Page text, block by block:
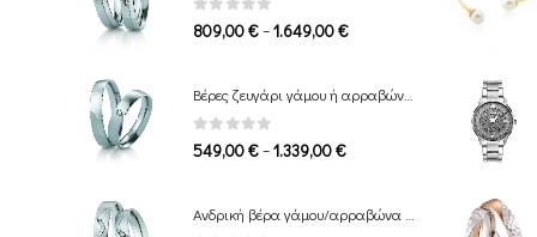
0out of 5
809,00€ – 1.649,00€Price
through
0 out of 5
549,00€ – 1.339,00€Price
through